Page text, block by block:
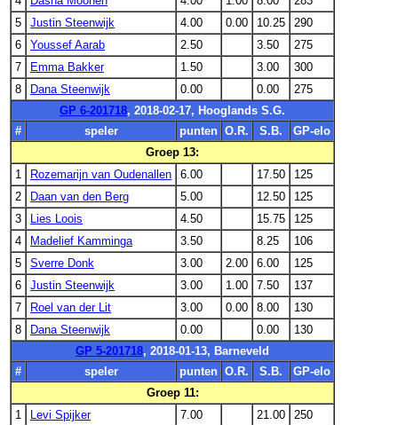
5
Justin Steenwijk 4.00 0.00 10.25
290
6
Youssef Aarab 2.50 3.50
275
7
Emma Bakker 1.50 3.00
300
8
Dana Steenwijk 0.00 0.00
275
GP 6-201718, 2018-02-17, Hooglands S.G.
#
speler punten O.R. S.B.
GP-elo
Groep 13:
1
Rozemarijn van Oudenallen 6.00 17.50
125
2
Daan van den Berg 5.00 12.50
125
3
Lies Loois 4.50 15.75
125
4
Madelief Kamminga 3.50 8.25
106
5
Sverre Donk 3.00 2.00 6.00
125
6
Justin Steenwijk 3.00 1.00 7.50
137
7
Roel van der Lit 3.00 0.00 8.00
130
8
Dana Steenwijk 0.00 0.00
130
GP 5-201718, 2018-01-13, Barneveld
#
speler punten O.R. S.B.
GP-elo
Groep 11:
1
Levi Spijker 7.00 21.00
250